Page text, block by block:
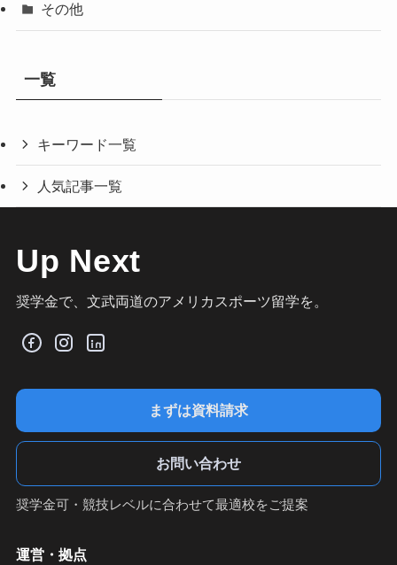
その他
一覧
キーワード一覧
人気記事一覧
Up Next
奨学金で、文武両道のアメリカスポーツ留学を。
まずは資料請求
お問い合わせ
奨学金可・競技レベルに合わせて最適校をご提案
運営・拠点